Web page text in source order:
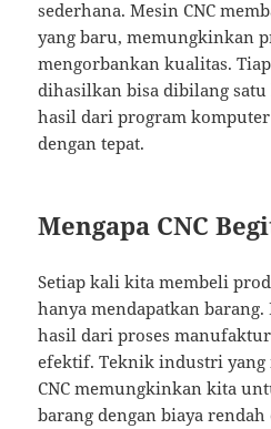
sederhana. Mesin CNC
yang baru, memungkinkan
mengorbankan kualitas.
dihasilkan bisa dibilang
hasil dari program
dengan tepat.
Mengapa CNC
Setiap kali kita membeli
hanya mendapatkan
hasil dari proses
efektif. Teknik industri
CNC memungkinkan kita
barang dengan biaya